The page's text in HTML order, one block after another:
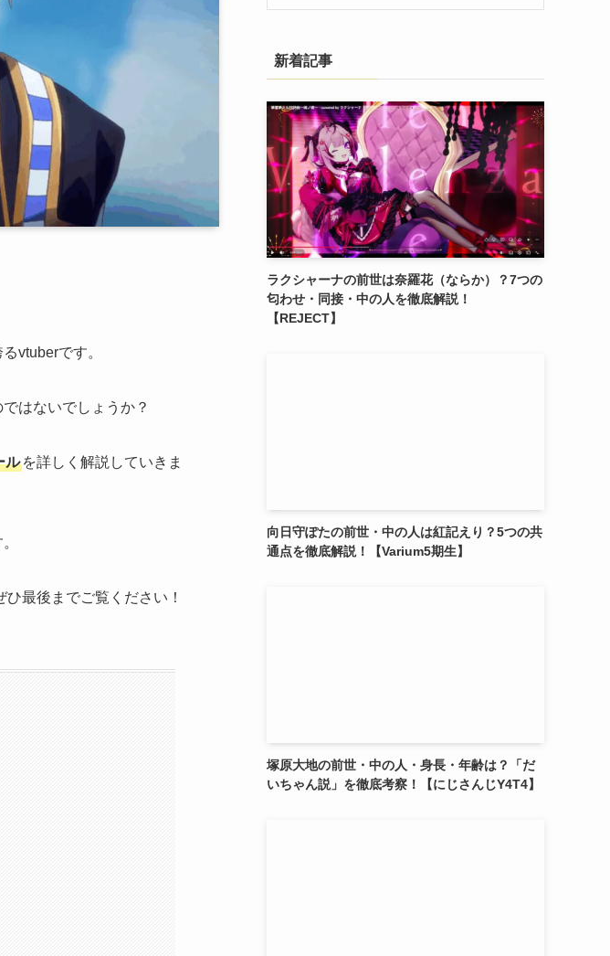
vtuberです。
はないでしょうか？
ル を詳しく解説していきま
最後までご覧ください！
新着記事
ラクシャーナの前世は奈羅花（ならか）？7つの
匂わせ・同接・中の人を徹底解説！
【REJECT】
向日守ぽたの前世・中の人は紅記えり？5つの共
通点を徹底解説！【Varium5期生】
塚原大地の前世・中の人・身長・年齢は？「だ
いちゃん説」を徹底考察！【にじさんじY4T4】